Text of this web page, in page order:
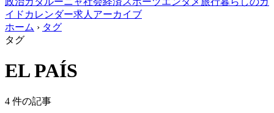
イド カレンダー求人 アーカイブ
ホーム › タグ
タグ
EL PAÍS
4 件の記事